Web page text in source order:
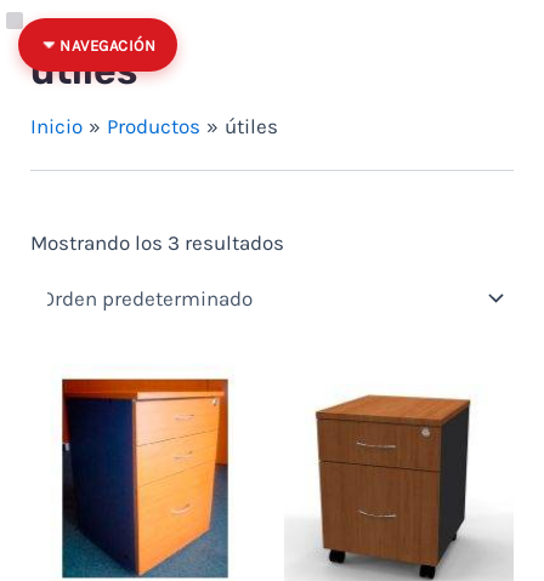
Ir al contenido
Categoría
Estado
NAVEGACIÓN
útiles
Inicio Productos útiles
Mostrando los 3 resultados